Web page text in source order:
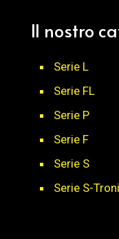
Il nostro
Serie L
Serie FL
Serie P
Serie F
Serie S
Serie S-